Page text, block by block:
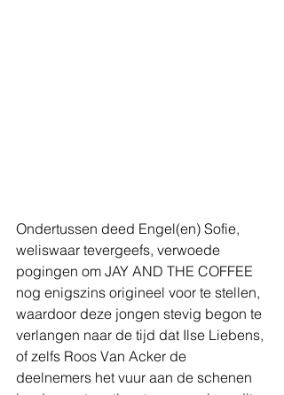
Ondertussen deed Engel(en) Sofie,
weliswaar tevergeefs, verwoede
pogingen om JAY AND THE COFFEE
nog enigszins origineel voor te stellen,
waardoor deze jongen stevig begon te
verlangen naar de tijd dat Ilse Liebens,
of zelfs Roos Van Acker de
deelnemers het vuur aan de schenen